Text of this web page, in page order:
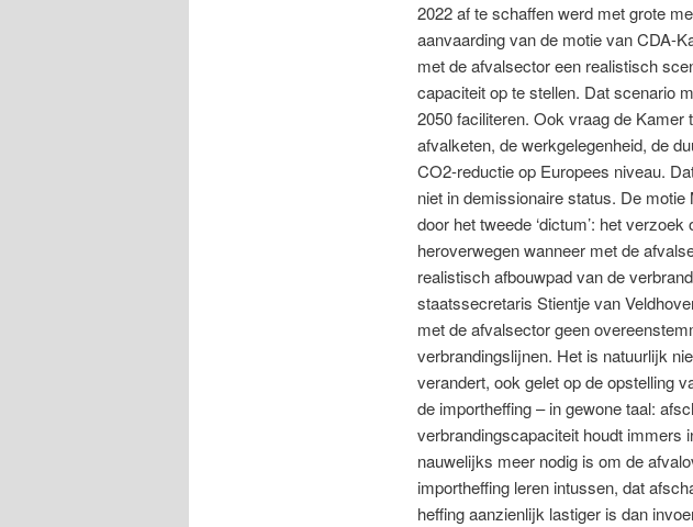
2022 af te schaffen werd met grote
aanvaarding van de motie van CDA-
met de afvalsector een realistisch
capaciteit op te stellen. Dat scenario
2050 faciliteren. Ook vraag de
afvalketen, de werkgelegenheid, de
CO2-reductie op Europees niveau.
niet in demissionaire status. De
door het tweede ‘dictum’: het
heroverwegen wanneer met de
realistisch afbouwpad van de
staatssecretaris Stientje van
met de afvalsector geen
verbrandingslijnen. Het is natuurlijk
verandert, ook gelet op de opstelling
de importheffing – in gewone taal:
verbrandingscapaciteit houdt immers
nauwelijks meer nodig is om de
importheffing leren intussen, dat
heffing aanzienlijk lastiger is dan